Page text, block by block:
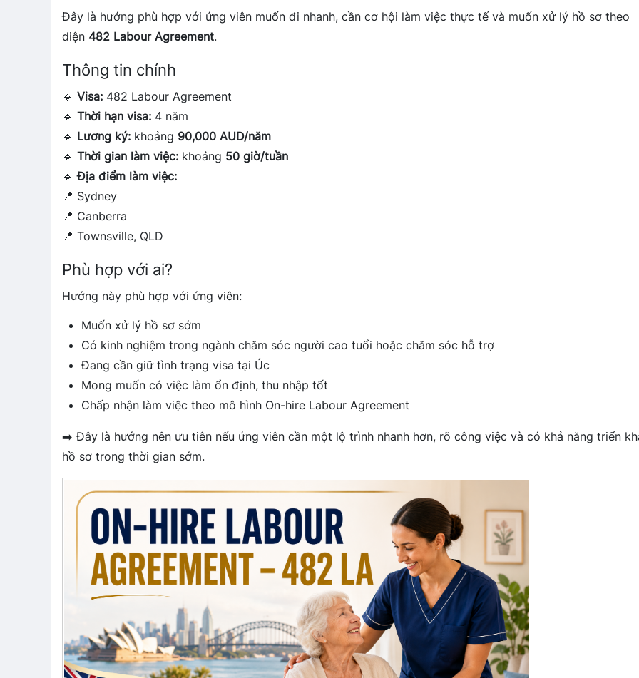
Đây là hướng phù hợp với ứng viên muốn đi nhanh, cần cơ hội làm việc thực tế và muốn xử lý hồ sơ theo
diện 482 Labour Agreement.
Thông tin chính
🔹 Visa: 482 Labour Agreement
🔹 Thời hạn visa: 4 năm
🔹 Lương ký: khoảng 90,000 AUD/năm
🔹 Thời gian làm việc: khoảng 50 giờ/tuần
🔹Địa điểm làm việc:
📍 Sydney
📍 Canberra
📍 Townsville, QLD
Phù hợp với ai?
Hướng này phù hợp với ứng viên:
Muốn xử lý hồ sơ sớm
Có kinh nghiệm trong ngành chăm sóc người cao tuổi hoặc chăm sóc hỗ trợ
Đang cần giữ tình trạng visa tại Úc
Mong muốn có việc làm ổn định, thu nhập tốt
Chấp nhận làm việc theo mô hình On-hire Labour Agreement
➡️ Đây là hướng nên ưu tiên nếu ứng viên cần một lộ trình nhanh hơn, rõ công việc và có khả năng triển
hồ sơ trong thời gian sớm.